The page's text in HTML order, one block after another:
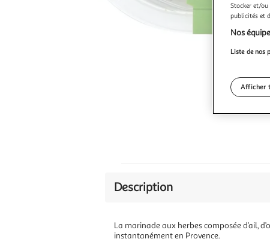
Description
La marinade aux herbes composée d’ail,
instantanément en Provence.
Stocker et/ou
publicités et
Nos
Liste de nos
Afficher